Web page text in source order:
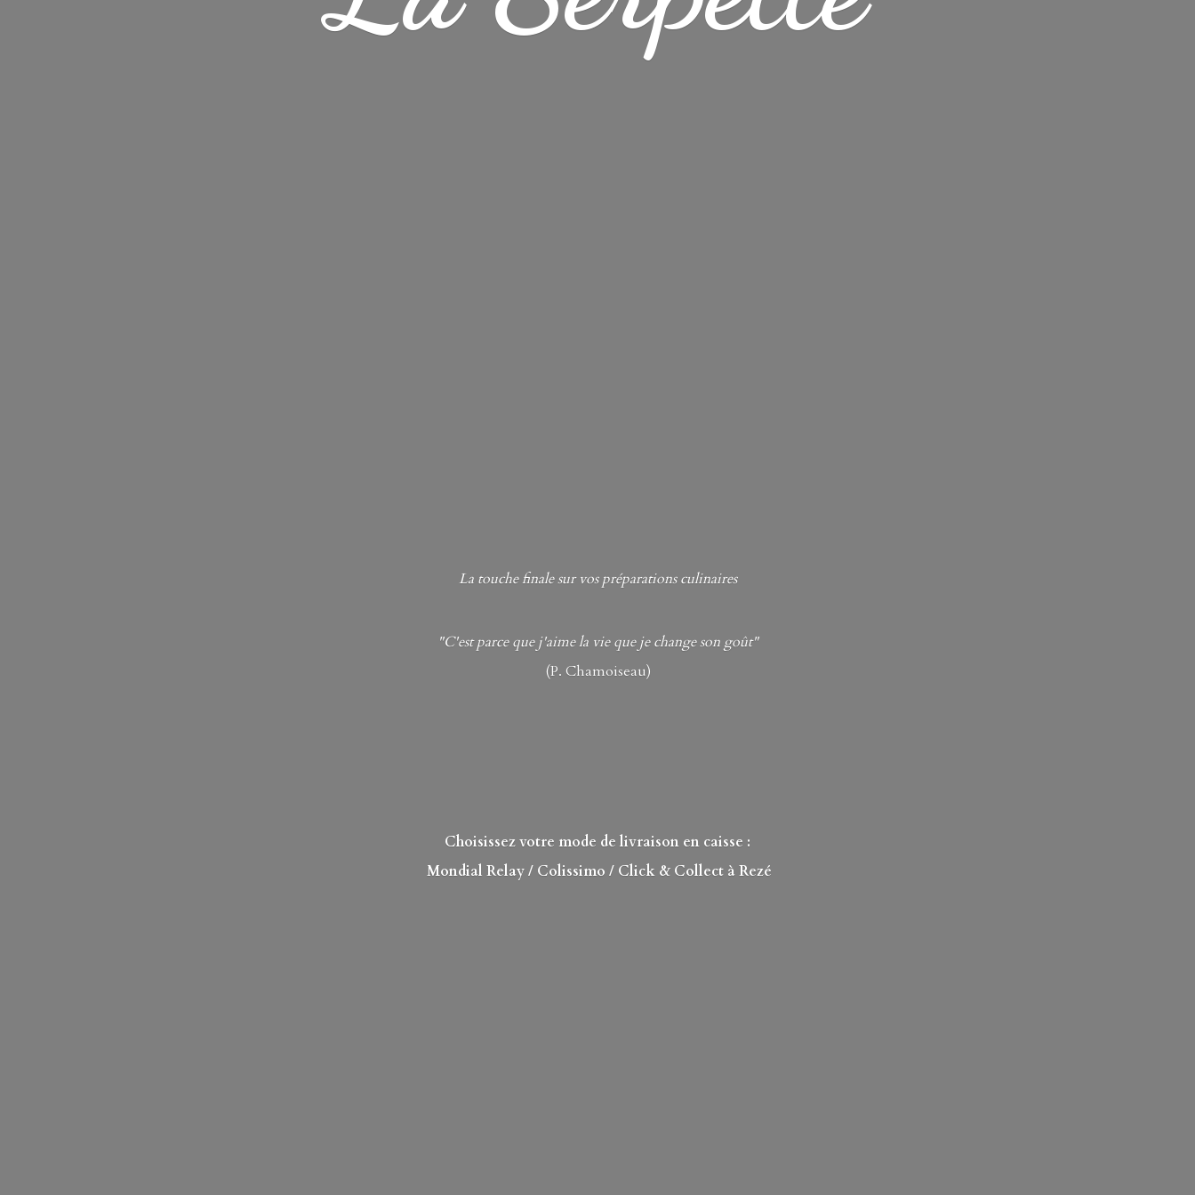
La touche finale sur vos préparations culinaires
"C'est parce que j'aime la vie que je change son goût"
(P. Chamoiseau)
Choisissez votre mode de livraison en caisse :
Mondial Relay/ Colissimo / Click & Collect à Rezé